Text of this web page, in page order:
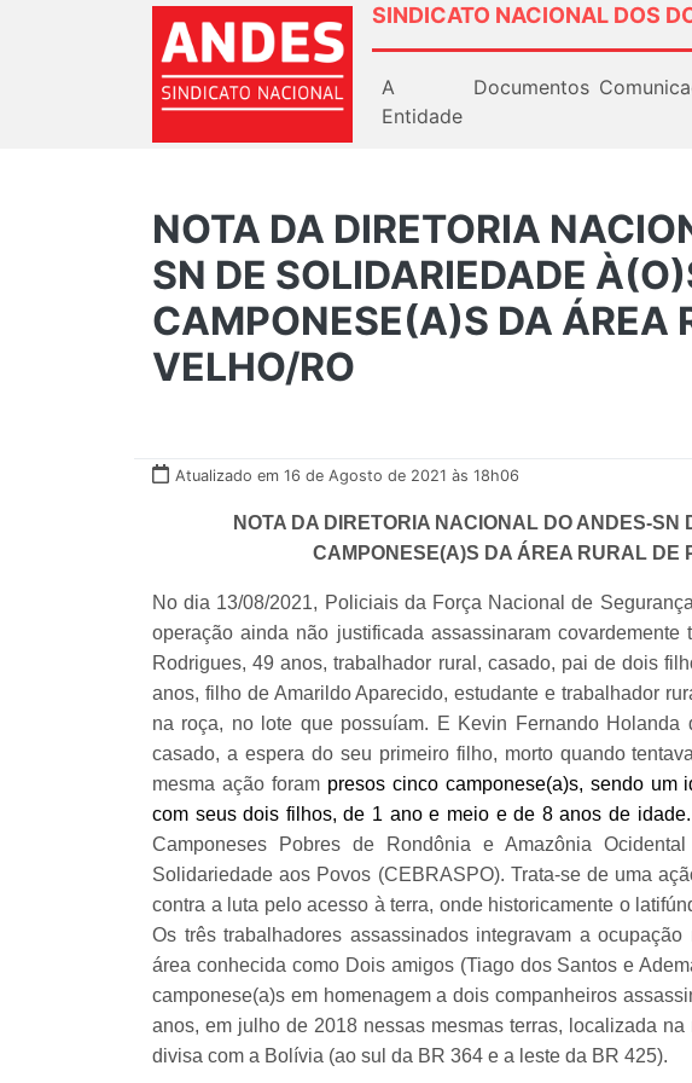
SINDICATO NACIONAL DOS
A
Entidade
Documentos
NOTA DA DIRETORIA
SN DE SOLIDARIEDADE
CAMPONESE(A)S DA ÁREA
VELHO/RO
Atualizado em 16 de Agosto de 2021 às 18h06
NOTA DA DIRETORIA NACIONAL DO ANDES-SN
CAMPONESE(A)S DA ÁREA RURAL DE
No dia 13/08/2021, Policiais da Força Nacional de
operação ainda não justificada assassinaram covardemente
Rodrigues, 49 anos, trabalhador rural, casado, pai de dois
anos, filho de Amarildo Aparecido, estudante e trabalhador
na roça, no lote que possuíam. E Kevin Fernando Holanda
casado, a espera do seu primeiro filho, morto quando
mesma ação foram presos cinco camponese(a)s, sendo
com seus dois filhos, de 1 ano e meio e de 8 anos de idade.
Camponeses Pobres de Rondônia e Amazônia
Solidariedade aos Povos (CEBRASPO). Trata-se de uma
contra a luta pelo acesso à terra, onde historicamente o
Os três trabalhadores assassinados integravam a
área conhecida como Dois amigos (Tiago dos Santos e
camponese(a)s em homenagem a dois companheiros
anos, em julho de 2018 nessas mesmas terras, localizada
divisa com a Bolívia (ao sul da BR 364 e a leste da BR 425).